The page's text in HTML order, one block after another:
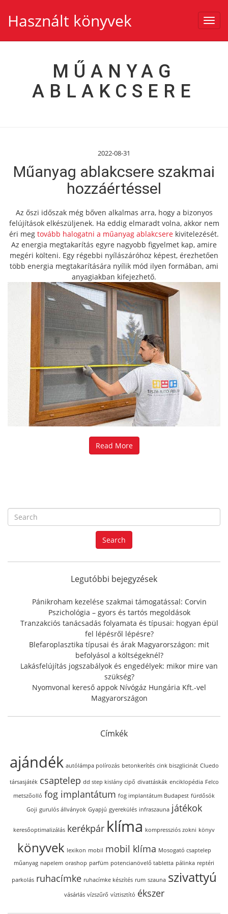
Használt könyvek
MŰANYAG
ABLAKCSERE
2022-08-31
Műanyag ablakcsere szakmai
hozzáértéssel
Az őszi időszak még bőven alkalmas arra, hogy a bizonyos
felújítások elkészüljenek. Ha eddig elmaradt volna, akkor nem
éri meg tovább halogatni a műanyag ablakcsere kivitelezését.
Az energia megtakarítás egyre nagyobb figyelmet kap, amire
megéri költeni. Egy régebbi nyílászáróhoz képest, érezhetően
több energia megtakarítására nyílik mód ilyen formában, ami
anyagiakban kifejezhető.
Read More
e
a
r
f
r
:
Search
Legutóbbi bejegyzések
Pánikroham kezelése szakmai támogatással: Corvin
Pszichológia – gyors és tartós megoldások
Tranzakciós tanácsadás folyamata és típusai: hogyan épül
fel lépésről lépésre?
Blefaroplasztika típusai és árak Magyarországon: mit
befolyásol a költségeknél?
Lakásfelújítás jogszabályok és engedélyek: mikor mire van
szükség?
Nyomvonal kereső appok Nívógáz Hungária Kft.-vel
Magyarországon
Címkék
ajándék autólámpa polírozás betonkerítés cink biszglicinát Cluedo
társasjáték csaptelep dd step kislány cipő divattáskák enciklopédia Felco
metszőolló fog implantátum fog implantátum Budapest fürdősók
Goji gurulós állványok Gyapjú gyerekülés infraszauna játékok
keresőoptimalizálás kerékpár klíma kompressziós zokni könyv
könyvek lexikon mobil mobil klíma Mosogató csaptelep
műanyag napelem orashop parfüm potencianövelő tabletta pálinka reptéri
parkolás ruhacímke ruhacímke készítés rum szauna szivattyú
vásárlás vízszűrő víztisztító ékszer